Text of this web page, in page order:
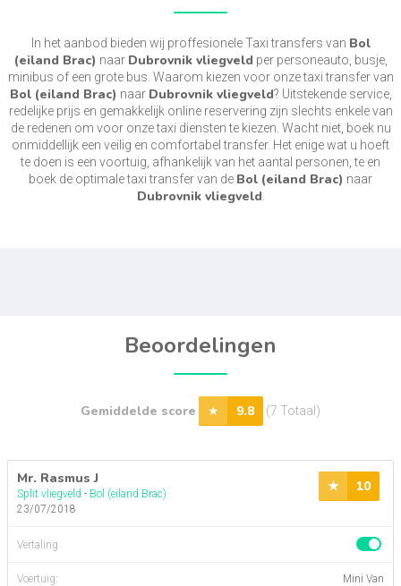
In het aanbod bieden wij proffesionele Taxi transfers van Bol
(eiland Brac) naar Dubrovnik vliegveld per personeauto, busje,
minibus of een grote bus. Waarom kiezen voor onze taxi transfer van
Bol (eiland Brac) naar Dubrovnik vliegveld? Uitstekende service,
redelijke prijs en gemakkelijk online reservering zijn slechts enkele van
de redenen om voor onze taxi diensten te kiezen. Wacht niet, boek nu
onmiddellijk een veilig en comfortabel transfer. Het enige wat u hoeft
te doen is een voortuig, afhankelijk van het aantal personen, te en
boek de optimale taxi transfer van de Bol (eiland Brac) naar
Dubrovnik vliegveld
Beoordelingen
Gemiddelde score 9.8 (7 Totaal)
Mr. Rasmus J
Split vliegveld - Bol (eiland Brac)
23/07/2018
Vertaling:
Voertuig:
Mini Van
10